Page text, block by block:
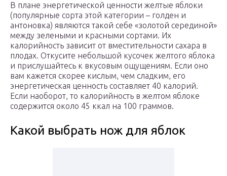
В плане энергетической ценности желтые яблоки
(популярные сорта этой категории – голден и
антоновка) являются такой себе «золотой серединой»
между зелеными и красными сортами. Их
калорийность зависит от вместительности сахара в
плодах. Откусите небольшой кусочек желтого яблока
и прислушайтесь к вкусовым ощущениям. Если оно
вам кажется скорее кислым, чем сладким, его
энергетическая ценность составляет 40 калорий.
Если наоборот, то калорийность в желтом яблоке
содержится около 45 ккал на 100 граммов.
Какой выбрать нож для яблок